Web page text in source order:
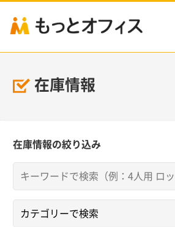
在庫情報
在庫情報の絞り込み